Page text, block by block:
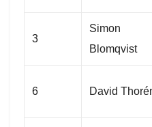
3
Simon
Blomqvist
6 David